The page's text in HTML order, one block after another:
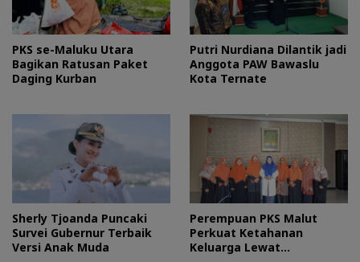
PKS se-Maluku Utara
Bagikan Ratusan Paket
Daging Kurban
Putri Nurdiana Dilantik jadi
Anggota PAW Bawaslu
Kota Ternate
Sherly Tjoanda Puncaki
Survei Gubernur Terbaik
Versi Anak Muda
Perempuan PKS Malut
Perkuat Ketahanan
Keluarga Lewat